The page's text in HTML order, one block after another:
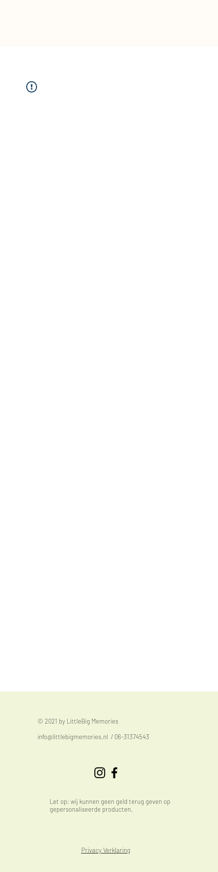
© 2021 by LittleBig Memories
info@littlebigmemories.nl / 06-31374543
Let op: wij kunnen geen geld terug geven op
gepersonaliseerde producten.
Privacy Verklaring